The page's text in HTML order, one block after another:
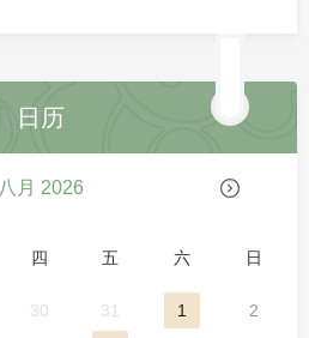
日历
八月 2026
四 五 六 日
30 31 1
2